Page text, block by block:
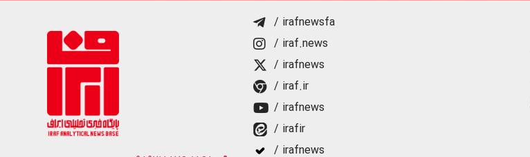
/ irafnewsfa
/ iraf.news
/ irafnews
/ iraf.ir
/ irafnews
/ irafir
/ irafnews